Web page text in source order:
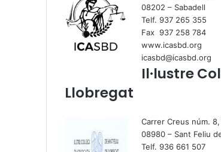
08202 – Sabadell
Telf. 937 265 355
Fax 937 258 784
www.icasbd.org
icasbd@icasbd.org
Il·lustre
Llobregat
Carrer Creus núm. 8,
08980 – Sant Feliu
Telf. 936 661 507